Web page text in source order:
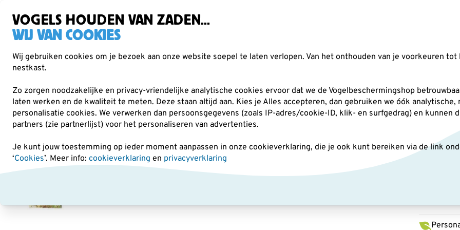
VOGELS HOUDEN VAN ZADEN...
WIJ VAN COOKIES
Wij gebruiken cookies om je bezoek aan onze website soepel te laten verlopen. Van het onthouden van je voorkeuren
nestkast.
Zo zorgen noodzakelijke en privacy-vriendelijke analytische cookies ervoor dat we de Vogelbeschermingshop
laten werken en de kwaliteit te meten. Deze staan altijd aan. Kies je Alles accepteren, dan gebruiken we óók analytische,
personalisatie cookies. We verwerken dan persoonsgegevens (zoals IP-adres/cookie-ID, klik- en surfgedrag) en kunnen
partners (zie partnerlijst) voor het personaliseren van advertenties.
Je kunt jouw toestemming op ieder moment aanpassen in onze cookieverklaring, die je ook kunt bereiken via de link
‘Cookies’. Meer info: cookieverklaring en privacyverklaring
Verrekijkers Vogelvoer Voederhuisjes & -silo's Nestkasten Andere tuindieren
Cadeaus Wenskaarten Wenskaartenset biotoop - Elwin van der Kolk